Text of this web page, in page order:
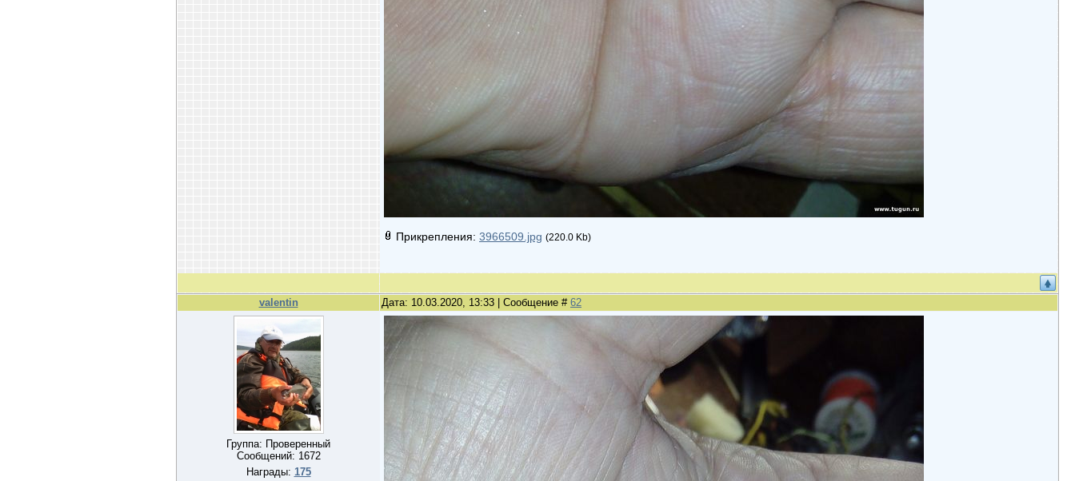
Прикрепления: 3966509.jpg (220.0 Kb)
valentin Дата: 10.03.2020, 13:33 | Сообщение # 62
Группа: Проверенный
Сообщений: 1672
Награды: 175